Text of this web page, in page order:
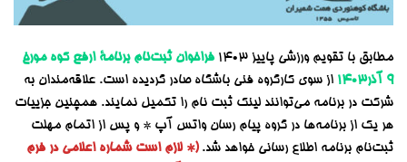
مطابق با تقویم ورزشی پاییز ۱۴۰۳ فراخوان ثبت‌نام برنامۀ ارفع کوه مورخ
۹ آذر۱۴۰۳
از سوی کارگروه فنی باشگاه صادر گردیده است. علاقه‌مندان به
شرکت در برنامه می‌توانند لینک ثبت نام را تکمیل نمایند. همچنین جزییات
هر یک از برنامه‌ها در گروه پیام رسان واتس آپ * و پس از اتمام مهلت
ثبت‌نام برنامه اطلاع رسانی خواهد شد. (* لازم است شماره اعلامی در فرم